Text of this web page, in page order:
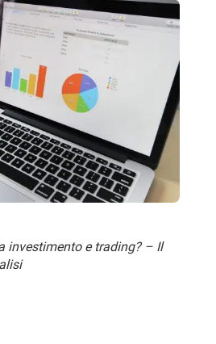
investimento e trading? – Il